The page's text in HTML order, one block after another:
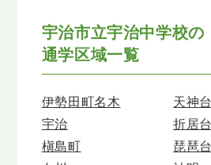
宇治市立宇治中学校の
通学区域一覧
伊勢田町名木
天神台
宇治
折居台
槇島町
琵琶台